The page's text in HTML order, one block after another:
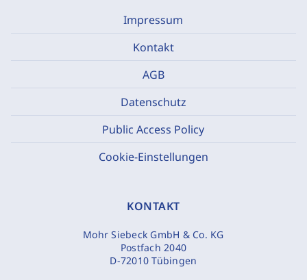
Impressum
Kontakt
AGB
Datenschutz
Public Access Policy
Cookie-Einstellungen
KONTAKT
Mohr Siebeck GmbH & Co. KG
Postfach 2040
D-72010 Tübingen